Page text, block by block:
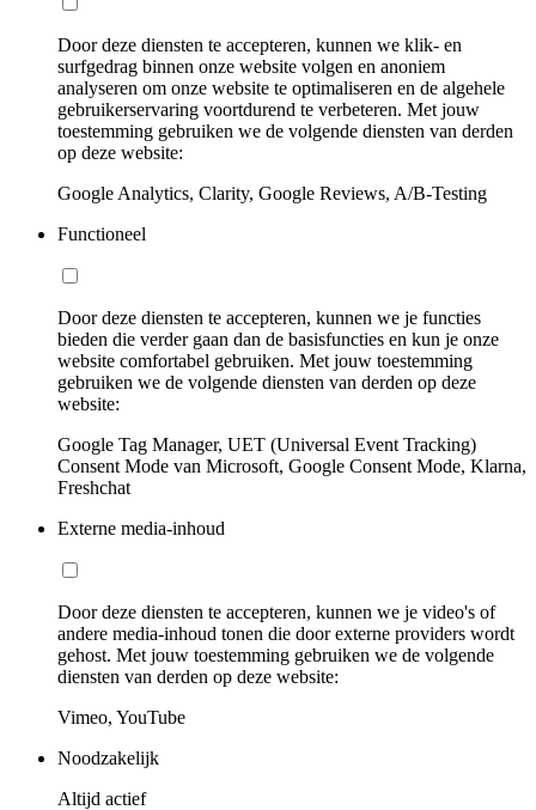
Door deze diensten te accepteren, kunnen we klik- en
surfgedrag binnen onze website volgen en anoniem
analyseren om onze website te optimaliseren en de algehele
gebruikerservaring voortdurend te verbeteren. Met jouw
toestemming gebruiken we de volgende diensten van derden
op deze website:
Google Analytics, Clarity, Google Reviews, A/B-Testing
Functioneel
Door deze diensten te accepteren, kunnen we je functies
bieden die verder gaan dan de basisfuncties en kun je onze
website comfortabel gebruiken. Met jouw toestemming
gebruiken we de volgende diensten van derden op deze
website:
Google Tag Manager, UET (Universal Event Tracking)
Consent Mode van Microsoft, Google Consent Mode, Klarna,
Freshchat
Externe media-inhoud
Door deze diensten te accepteren, kunnen we je video's of
andere media-inhoud tonen die door externe providers wordt
gehost. Met jouw toestemming gebruiken we de volgende
diensten van derden op deze website:
Vimeo, YouTube
Noodzakelijk
Altijd actief